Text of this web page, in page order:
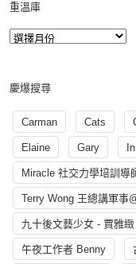
重溫庫
慶爆搜尋
Carman Cats
Elaine Gary In
Miracle 社交力學培訓導
Terry Wong 王總講軍事
九十後文藝少女 - 賈雅緻
午夜工作者 Benny